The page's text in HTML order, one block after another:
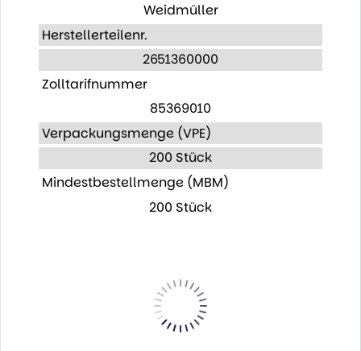
Weidmüller
Herstellerteilenr.
2651360000
Zolltarifnummer
85369010
Verpackungsmenge (VPE)
200 Stück
Mindestbestellmenge (MBM)
200 Stück